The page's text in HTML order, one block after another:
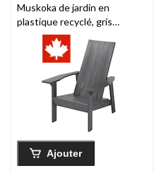
Muskoka de jardin en
plastique recyclé, gris
Ajouter